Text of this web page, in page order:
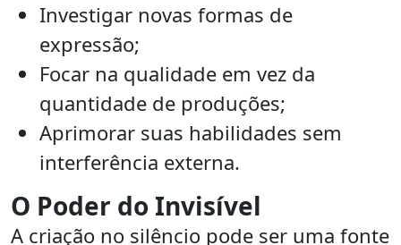
Investigar novas formas de
expressão;
Focar na qualidade em vez da
quantidade de produções;
Aprimorar suas habilidades sem
interferência externa.
O Poder do Invisível
A criação no silêncio pode ser uma fonte